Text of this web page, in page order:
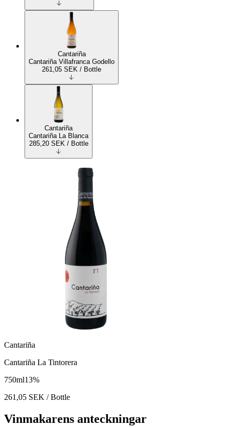
Cantariña
Cantariña Villafranca Godello
261,05 SEK / Bottle
Cantariña
Cantariña La Blanca
285,20 SEK/ Bottle
Cantariña
Cantariña La Tintorera
750ml13%
261,05 SEK / Bottle
Vinmakarens anteckningar